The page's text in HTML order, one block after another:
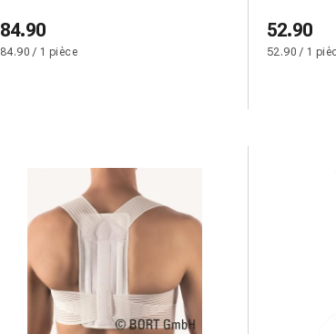
84.90
84.90 / 1 pièce
52.90
52.90 / 1